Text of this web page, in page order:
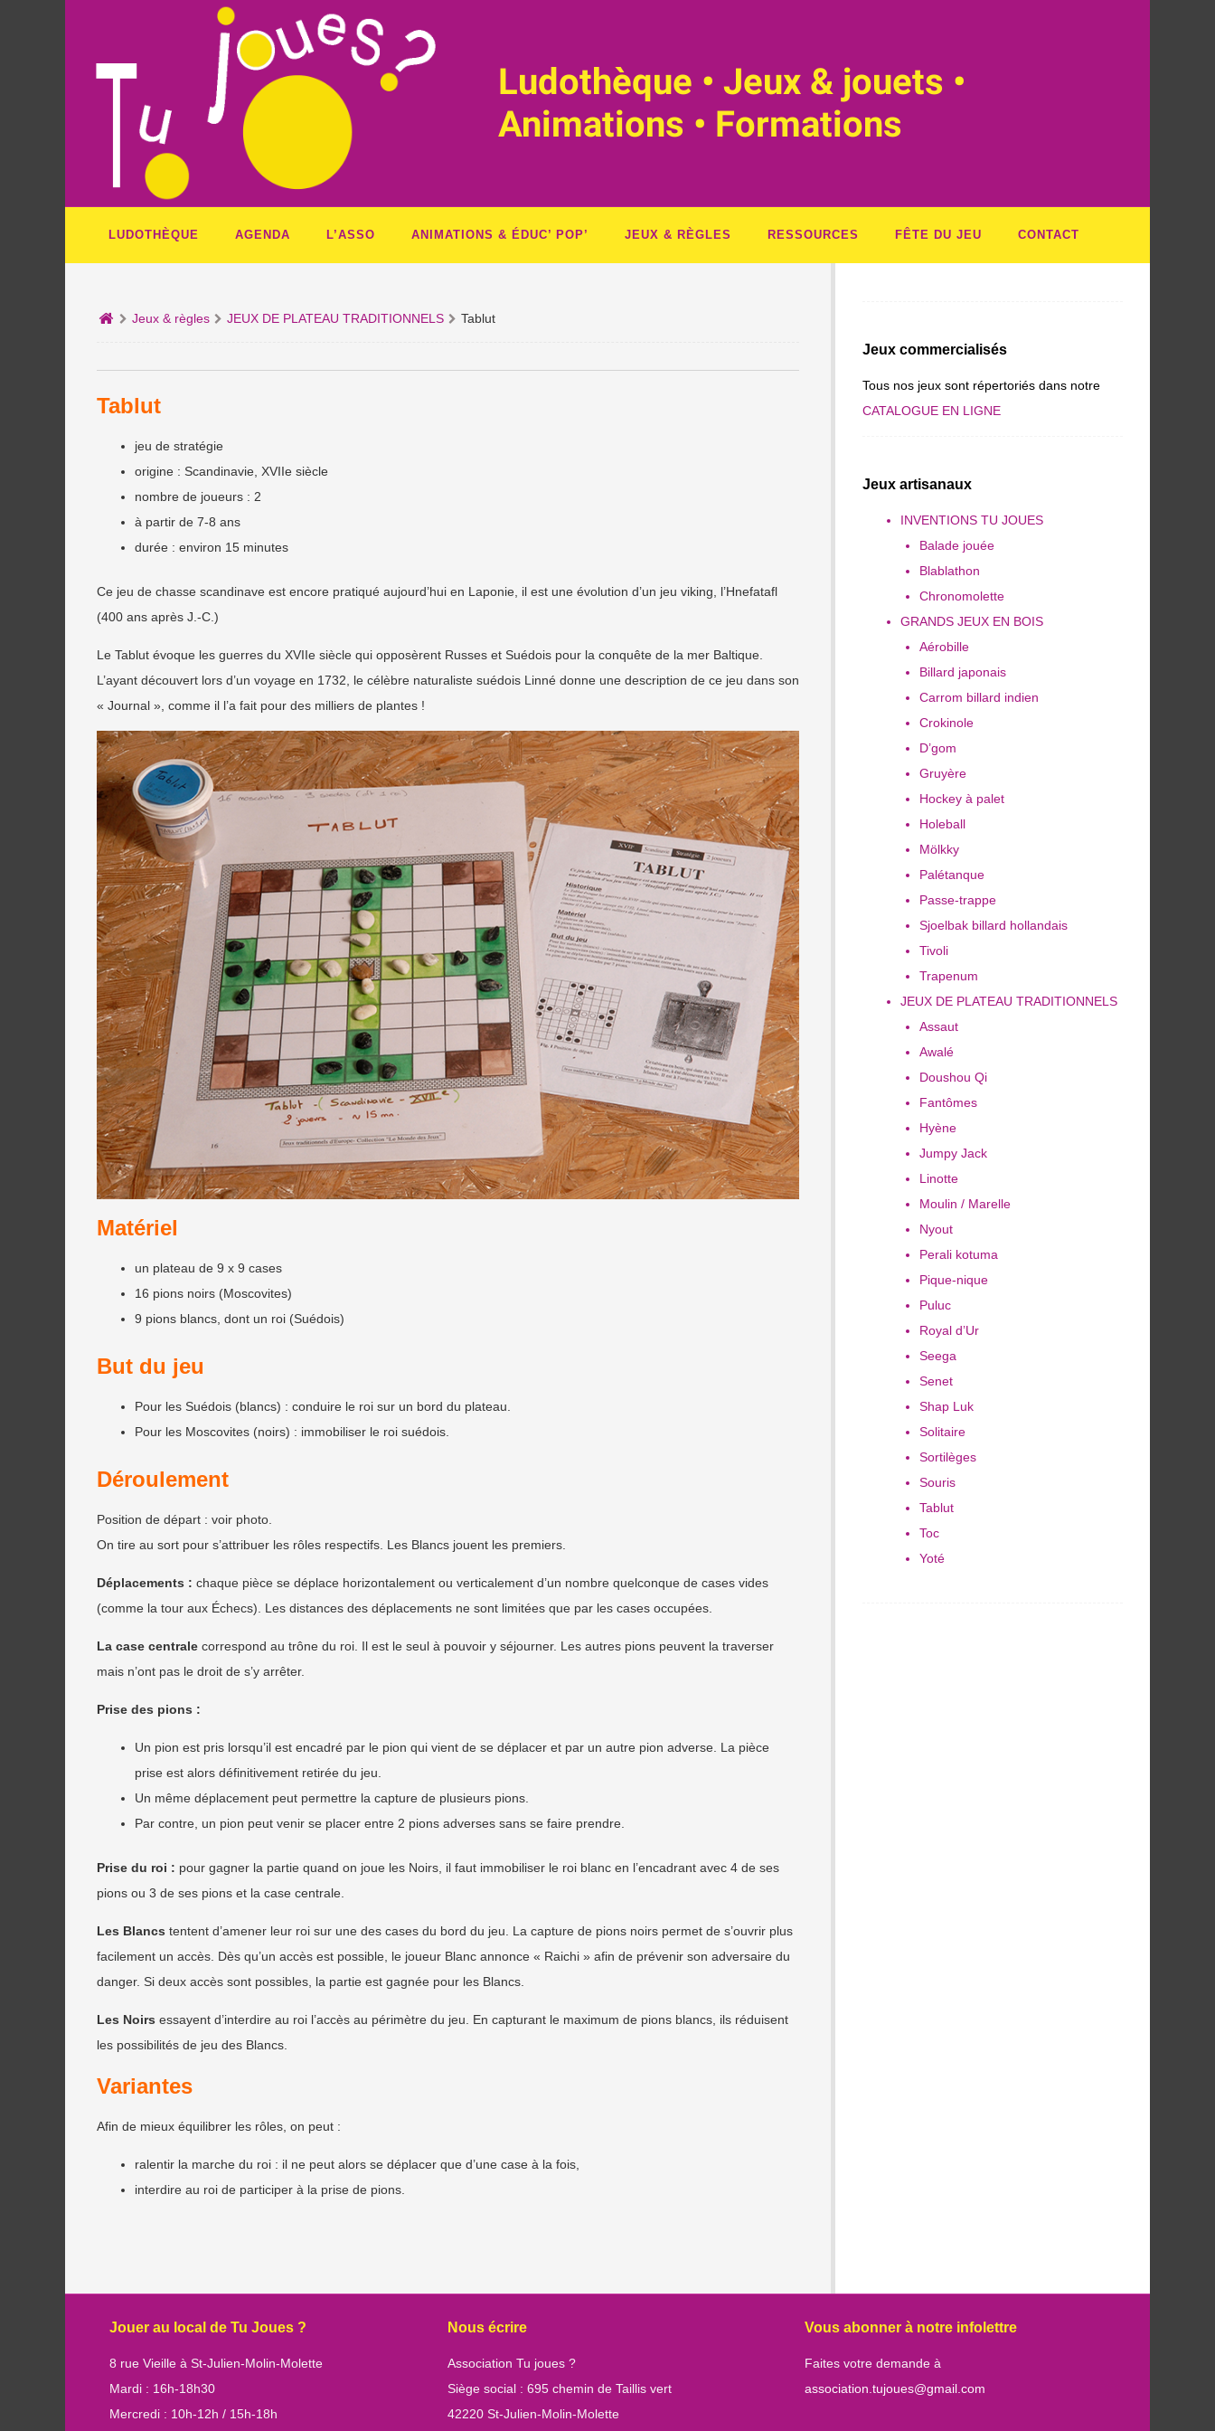
Ludothèque • Jeux & jouets •
Animations • Formations
LUDOTHÈQUE AGENDA L’ASSO ANIMATIONS & ÉDUC’ POP’ JEUX & RÈGLES RESSOURCES FÊTE DU JEU CONTACT
Jeux & règles JEUX DE PLATEAU TRADITIONNELS Tablut
Tablut
jeu de stratégie
origine : Scandinavie, XVIIe siècle
nombre de joueurs : 2
à partir de 7-8 ans
durée : environ 15 minutes
Ce jeu de chasse scandinave est encore pratiqué aujourd’hui en Laponie, il est une évolution d’un jeu viking, l’Hnefatafl
(400 ans après J.-C.)
Le Tablut évoque les guerres du XVIIe siècle qui opposèrent Russes et Suédois pour la conquête de la mer Baltique.
L’ayant découvert lors d’un voyage en 1732, le célèbre naturaliste suédois Linné donne une description de ce jeu dans son
« Journal », comme il l’a fait pour des milliers de plantes !
Matériel
un plateau de 9 x 9 cases
16 pions noirs (Moscovites)
9 pions blancs, dont un roi (Suédois)
But du jeu
Pour les Suédois (blancs) : conduire le roi sur un bord du plateau.
Pour les Moscovites (noirs) : immobiliser le roi suédois.
Déroulement
Position de départ : voir photo.
On tire au sort pour s’attribuer les rôles respectifs. Les Blancs jouent les premiers.
Déplacements : chaque pièce se déplace horizontalement ou verticalement d’un nombre quelconque de cases vides
(comme la tour aux Échecs). Les distances des déplacements ne sont limitées que par les cases occupées.
La case centrale correspond au trône du roi. Il est le seul à pouvoir y séjourner. Les autres pions peuvent la traverser
mais n’ont pas le droit de s’y arrêter.
Prise des pions :
Un pion est pris lorsqu’il est encadré par le pion qui vient de se déplacer et par un autre pion adverse. La pièce
prise est alors définitivement retirée du jeu.
Un même déplacement peut permettre la capture de plusieurs pions.
Par contre, un pion peut venir se placer entre 2 pions adverses sans se faire prendre.
Prise du roi : pour gagner la partie quand on joue les Noirs, il faut immobiliser le roi blanc en l’encadrant avec 4 de ses
pions ou 3 de ses pions et la case centrale.
Les Blancs tentent d’amener leur roi sur une des cases du bord du jeu. La capture de pions noirs permet de s’ouvrir plus
facilement un accès. Dès qu’un accès est possible, le joueur Blanc annonce « Raichi » afin de prévenir son adversaire du
danger. Si deux accès sont possibles, la partie est gagnée pour les Blancs.
Les Noirs essayent d’interdire au roi l’accès au périmètre du jeu. En capturant le maximum de pions blancs, ils réduisent
les possibilités de jeu des Blancs.
Variantes
Afin de mieux équilibrer les rôles, on peut :
ralentir la marche du roi : il ne peut alors se déplacer que d’une case à la fois,
interdire au roi de participer à la prise de pions.
Jeux commercialisés
Tous nos jeux sont répertoriés dans notre
CATALOGUE EN LIGNE
Jeux artisanaux
INVENTIONS TU JOUES
Balade jouée
Blablathon
Chronomolette
GRANDS JEUX EN BOIS
Aérobille
Billard japonais
Carrom billard indien
Crokinole
D’gom
Gruyère
Hockey à palet
Holeball
Mölkky
Palétanque
Passe-trappe
Sjoelbak billard hollandais
Tivoli
Trapenum
JEUX DE PLATEAU TRADITIONNELS
Assaut
Awalé
Doushou Qi
Fantômes
Hyène
Jumpy Jack
Linotte
Moulin / Marelle
Nyout
Perali kotuma
Pique-nique
Puluc
Royal d’Ur
Seega
Senet
Shap Luk
Solitaire
Sortilèges
Souris
Tablut
Toc
Yoté
Jouer au local de Tu Joues ?
8 rue Vieille à St-Julien-Molin-Molette
Mardi : 16h-18h30
Mercredi : 10h-12h / 15h-18h
Nous écrire
Association Tu joues ?
Siège social : 695 chemin de Taillis vert
42220 St-Julien-Molin-Molette
Vous abonner à notre infolettre
Faites votre demande à
association.tujoues@gmail.com